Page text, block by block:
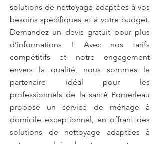
solutions de nettoyage adaptées à vos
besoins spécifiques et à votre budget.
Demandez un devis gratuit pour plus
d’informations ! Avec nos tarifs
compétitifs et notre engagement
envers la qualité, nous sommes le
partenaire idéal pour les
professionnels de la santé Pomerleau
propose un service de ménage à
domicile exceptionnel, en offrant des
solutions de nettoyage adaptées à